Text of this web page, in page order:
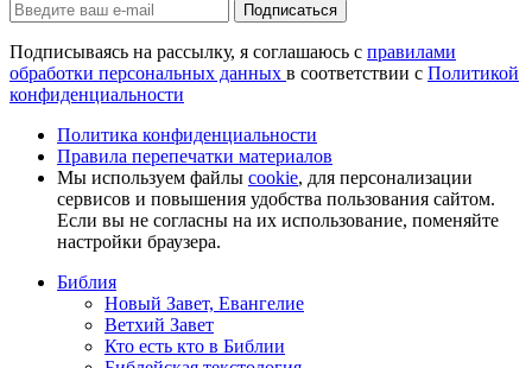
Подписаться
Подписываясь на рассылку, я соглашаюсь с правилами
обработки персональных данных в соответствии с Политикой
конфиденциальности
Политика конфиденциальности
Правила перепечатки материалов
Мы используем файлы cookie, для персонализации
сервисов и повышения удобства пользования сайтом.
Если вы не согласны на их использование, поменяйте
настройки браузера.
Библия
Новый Завет, Евангелие
Ветхий Завет
Кто есть кто в Библии